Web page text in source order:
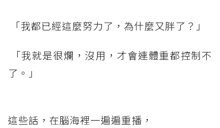
「我都已經這麼努力了，為什麼又胖了？」
「我就是很爛，沒用，才會連體重都控制不
了。」
這些話，在腦海裡一遍遍重播，